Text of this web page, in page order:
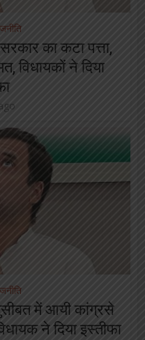
का कटा पत्ता,
विधायकों ने दिया
में आयी कांग्रसे
ने दिया इस्तीफा